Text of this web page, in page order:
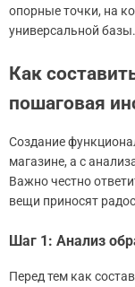
опорные точки, на
универсальной базы.
Как
пошаговая
Создание
магазине, а с
Важно честно
вещи приносят
Шаг 1: Анализ
Перед тем как